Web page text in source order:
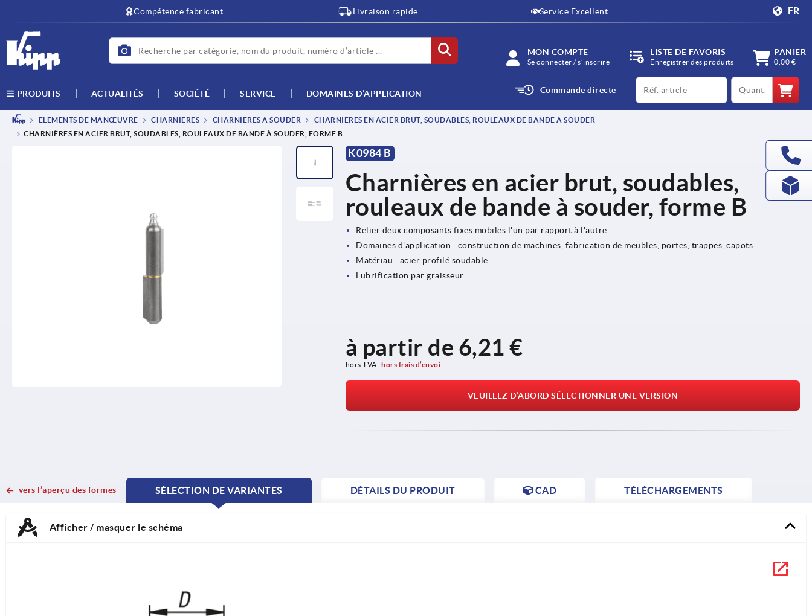
Compétence fabricant Livraison rapide Service Excellent FR
MON COMPTE
Se connecter / s’inscrire
LISTE DE FAVORIS
Enregistrer des produits
PANIER
0,00 €
PRODUITS ACTUALITÉS SOCIÉTÉ SERVICE DOMAINES D’APPLICATION Commande directe
productCode qty
ÉLÉMENTS DE MANŒUVRE CHARNIÈRES CHARNIÈRES À SOUDER
CHARNIÈRES EN ACIER BRUT, SOUDABLES, ROULEAUX DE BANDE À SOUDER
CHARNIÈRES EN ACIER BRUT, SOUDABLES, ROULEAUX DE BANDE À SOUDER, FORME B
K0984 B
Charnières en acier brut, soudables,
rouleaux de bande à souder, forme B
Relier deux composants fixes mobiles l'un par rapport à l'autre
Domaines d'application : construction de machines, fabrication de meubles, portes, trappes, capots
Matériau : acier profilé soudable
Lubrification par graisseur
à partir de 6,21 €
hors TVA hors frais d’envoi
VEUILLEZ D’ABORD SÉLECTIONNER UNE VERSION
vers l’aperçu des formes
SÉLECTION DE VARIANTES
CURRENT
CURRENT
DÉTAILS DU PRODUIT CAD TÉLÉCHARGEMENTS
Afficher / masquer le schéma